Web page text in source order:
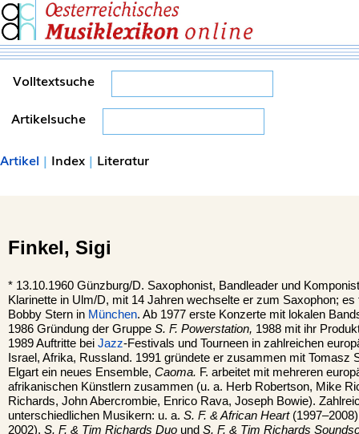
Volltextsuche
Artikelsuche
Artikel | Index | Literatur
Finkel, Sigi
* 13.10.1960 Günzburg/D. Saxophonist, Bandleader und
Klarinette in Ulm/D, mit 14 Jahren wechselte er zum Saxophon;
Bobby Stern in München. Ab 1977 erste Konzerte mit lokalen
1986 Gründung der Gruppe S. F. Powerstation, 1988 mit ihr
1989 Auftritte bei Jazz-Festivals und Tourneen in zahlreichen
Israel, Afrika, Russland. 1991 gründete er zusammen mit Tomasz
Elgart ein neues Ensemble, Caoma. F. arbeitet mit mehreren
afrikanischen Künstlern zusammen (u. a. Herb Robertson, Mike
Richards, John Abercrombie, Enrico Rava, Joseph Bowie).
unterschiedlichen Musikern: u. a. S. F. & African Heart
2002), S. F. & Tim Richards Duo und S. F. & Tim Richards